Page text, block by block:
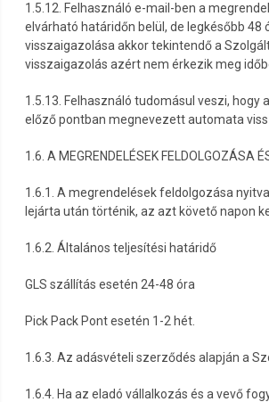
1.5.12. Felhasználó e-mail-ben a
elvárható határidőn belül, de legkésőbb
visszaigazolása akkor tekintendő a
visszaigazolás azért nem érkezik meg
1.5.13. Felhasználó tudomásul veszi,
előző pontban megnevezett automata
1.6. A MEGRENDELÉSEK FELDOLGOZÁSA
1.6.1. A megrendelések feldolgozása
lejárta után történik, az azt követő napon
1.6.2. Általános teljesítési határidő
GLS szállítás esetén 24-48 óra
Pick Pack Pont esetén 1-2 hét.
1.6.3. Az adásvételi szerződés alapján a
1.6.4. Ha az eladó vállalkozás és a vevő